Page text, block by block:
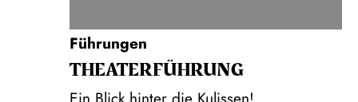
Führungen
THEATER­FÜHR­UNG